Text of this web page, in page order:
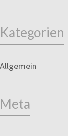
Kategorien
Allgemein
Meta